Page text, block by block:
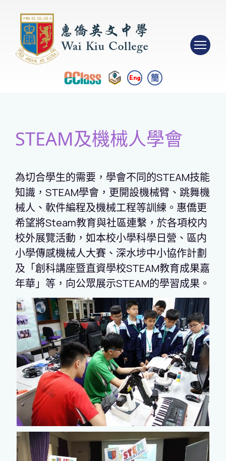
Eng 簡
STEAM及機械人學會
為切合學生的需要，學會不同的STEAM技能
知識， STEAM學會，更開設機械臂、跳舞機
械人、軟件編程及機械工程等訓練。惠僑更
希望將Steam教育與社區連繫，於各項校内
校外展覽活動，如本校小學科學日營、區内
小學傳感機械人大賽、深水埗中小協作計劃
及「創科講座暨直資學校STEAM教育成果嘉
年華」等，向公眾展示STEAM的學習成果。